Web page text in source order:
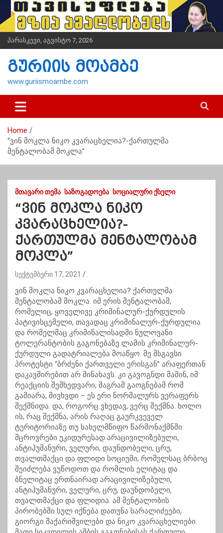
i
t
n
პარასკევი, აგვისტო 7, 2026
გურიის მოამბე
www.guriismoambe.com
Home
“ვინ მოკლა ნიკო კვარაცხელია?-ქართულმა
მენტალობამ მოკლა”
ᲛᲗᲐᲕᲐᲠᲘ ᲗᲔᲛᲐ ᲡᲐᲖᲝᲒᲐᲓᲝᲔᲑᲐ ᲡᲝᲪᲘᲐᲚᲣᲠᲘ ᲥᲡᲔᲚᲘ
“ვინ მოკლა ნიკო
კვარაცხელია?-
ქართულმა მენტალობამ
მოკლა”
სექტემბერი 17, 2021
ვინ მოკლა ნიკო კვარაცხელია? ქართულმა
მენტალობამ მოკლა. იმ ერის მენტალობამ,
რომელიც, ყოველივე კრიმინალურ-ქურდულის
პატივისცემელი, თავადაც კრიმინალურ-ქურდულია
და რომელმაც კრიმინალისადმი ნულოვანი
ტოლერანტობის გაგონებაზე ლამის კრიმინალურ-
ქურდული გადატრიალება მოაწყო. მე მსგავსი
პროტესტი “ბრძენი ქართველი ერისგან” არაფერთან
დაკავშირებით არ მინახავს. კი გავოგნდი მაშინ, იმ
რეაქციის შემხედვარი, მაგრამ გაოგნებამ რომ
გამიარა, მივხვდი – ეს ერი ნორმალურს ვერაფერს
შექმნიდა. და, როგორც ვხედავ, ვერც შექმნა. ხოლო
ის, რაც შექმნა, არის რაღაც გაურკვეველ
ტერიტორიაზე თუ სახელმწიფო წარმონაქმნში
მცროვრები უკიდურესად არაცივილიზებული,
ანტიჰუმანური, ველური, დაუნდობელი, ცრუ,
თვალთმაქცი და ფლიდი სოციუმი, რომელსაც ბრბოც
შეიძლება ვუწოდოთ და რომლის ელიტაც და
ბნელიტაც ერთნაირად არაცივილიზებული,
ანტიჰუმანური, ველური, ცრუ, დაუნდობელი,
თვალთმაქცი და ფლიდია. ამ მენტალობის
პირობებში სულ იქნება დათუნა სარალიძეები,
გიორგი შაქარიშვილები და ნიკო კვარაცხელიები.